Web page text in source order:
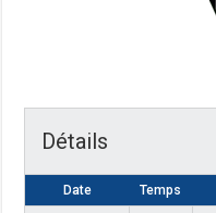
Détails
Date Temps